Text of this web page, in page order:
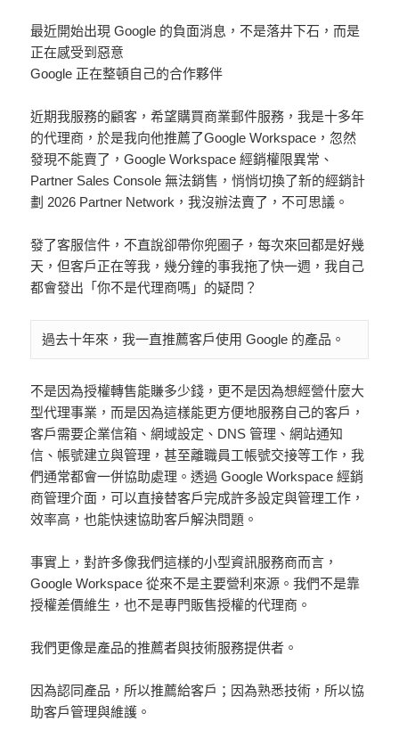
最近開始出現 Google 的負面消息，不是落井下石，而是
正在感受到惡意
Google 正在整頓自己的合作夥伴
近期我服務的顧客，希望購買商業郵件服務，我是十多年
的代理商，於是我向他推薦了Google Workspace，忽然
發現不能賣了，Google Workspace 經銷權限異常、
Partner Sales Console 無法銷售，悄悄切換了新的經銷計
劃 2026 Partner Network，我沒辦法賣了，不可思議。
發了客服信件，不直說卻帶你兜圈子，每次來回都是好幾
天，但客戶正在等我，幾分鐘的事我拖了快一週，我自己
都會發出「你不是代理商嗎」的疑問？
過去十年來，我一直推薦客戶使用 Google 的產品。
不是因為授權轉售能賺多少錢，更不是因為想經營什麼大
型代理事業，而是因為這樣能更方便地服務自己的客戶，
客戶需要企業信箱、網域設定、DNS 管理、網站通知
信、帳號建立與管理，甚至離職員工帳號交接等工作，我
們通常都會一併協助處理。透過 Google Workspace 經銷
商管理介面，可以直接替客戶完成許多設定與管理工作，
效率高，也能快速協助客戶解決問題。
事實上，對許多像我們這樣的小型資訊服務商而言，
Google Workspace 從來不是主要營利來源。我們不是靠
授權差價維生，也不是專門販售授權的代理商。
我們更像是產品的推薦者與技術服務提供者。
因為認同產品，所以推薦給客戶；因為熟悉技術，所以協
助客戶管理與維護。